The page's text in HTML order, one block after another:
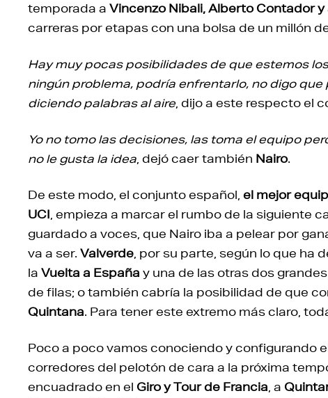
temporada a Vincenzo Nibali, Alberto Contador y
carreras por etapas con una bolsa de un millón
Hay muy pocas posibilidades de que estemos
ningún problema, podría enfrentarlo, no digo
diciendo palabras al aire, dijo a este respecto el
Yo no tomo las decisiones, las toma el equipo
no le gusta la idea , dejó caer también Nairo.
De este modo, el conjunto español, el mejor
UCI , empieza a marcar el rumbo de la siguiente
guardado a voces, que Nairo iba a pelear por
va a ser. Valverde , por su parte, según lo que ha
la Vuelta a España y una de las otras dos
de filas; o también cabría la posibilidad de que
Quintana. Para tener este extremo más claro,
Poco a poco vamos conociendo y configurando
corredores del pelotón de cara a la próxima
encuadrado en el Giro y Tour de Francia , a